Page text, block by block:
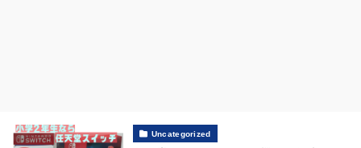
Uncategorized